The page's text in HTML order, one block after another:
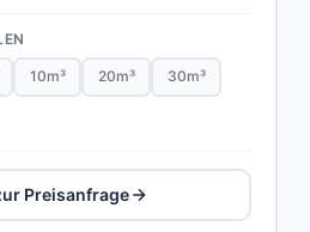
10m³ 20m³ 30m³
Preisanfrage